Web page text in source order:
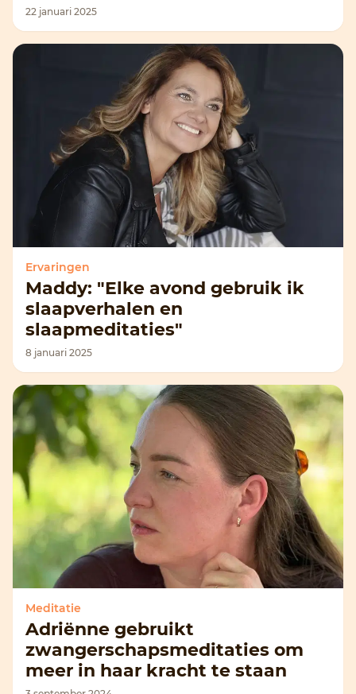
22 januari 2025
Ervaringen
Maddy: "Elke avond gebruik ik
slaapverhalen en
slaapmeditaties"
8 januari 2025
Meditatie
Adriënne gebruikt
zwangerschapsmeditaties om
meer in haar kracht te staan